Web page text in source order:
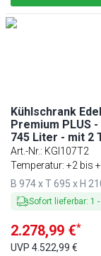
Kühlschrank
Premium PLUS -
745 Liter - mit 2
Art.-Nr.: KGI107T2
Temperatur: +2 bis
B 974 x T 695 x H
Sofort lieferbar: 1 -
2.278,99 €*
UVP 4.522,99 €